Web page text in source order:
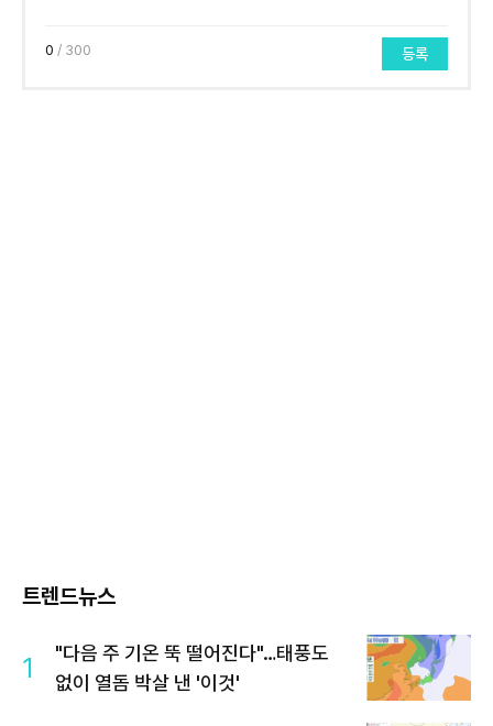
0 / 300 등록
트렌드뉴스
1
"다음 주 기온 뚝 떨어진다"…태풍도
없이 열돔 박살 낸 '이것'